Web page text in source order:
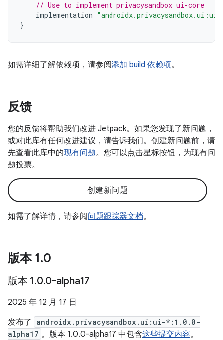
// Use to implement privacysandbox ui-core
implementation
}
如需详细了解依赖项，请参阅添加 build 依赖项。
反馈
您的反馈将帮助我们改进 Jetpack。如果您发现了新问题，
或对此库有任何改进建议，请告诉我们。创建新问题前，请
先查看此库中的现有问题。您可以点击星标按钮，为现有问
题投票。
创建新问题
如需了解详情，请参阅问题跟踪器文档。
版本 1.0
版本 1.0.0-alpha17
2025 年 12 月 17 日
发布了
androidx.privacysandbox.ui:ui-*:1.0.0-
alpha17 。版本 1.0.0-alpha17 中包含这些提交内容。